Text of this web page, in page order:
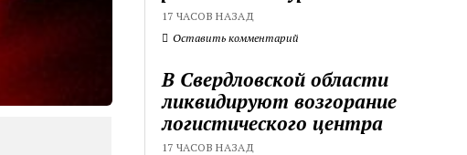
17 ЧАСОВ НАЗАД
Оставить комментарий
В Свердловской области
ликвидируют возгорание
логистического центра
17 ЧАСОВ НАЗАД